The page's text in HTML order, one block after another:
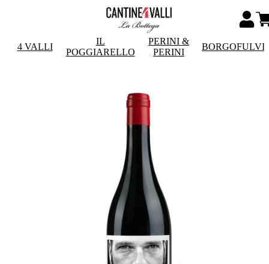
4 VALLI
IL
POGGIARELLO
PERINI &
PERINI